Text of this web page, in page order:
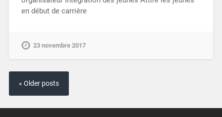
en début de carrière
23 novembre 2017
« Older posts